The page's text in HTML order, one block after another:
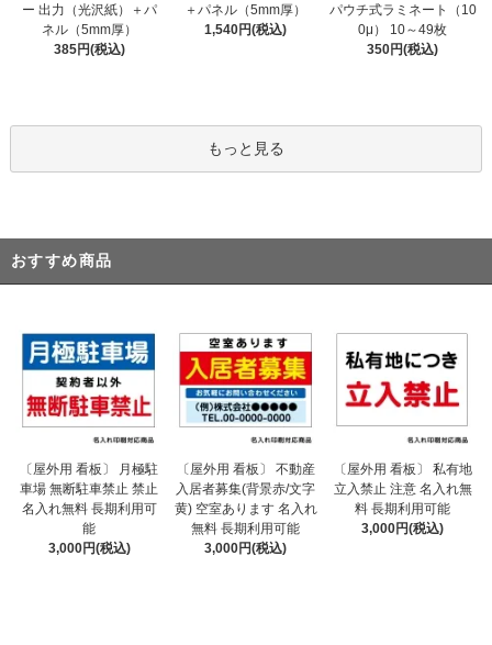
ー 出力（光沢紙）＋パ
ネル（5mm厚）
385円(税込)
＋パネル（5mm厚）
1,540円(税込)
パウチ式ラミネート（10
0μ） 10～49枚
350円(税込)
もっと見る
おすすめ商品
〔屋外用 看板〕 月極駐
車場 無断駐車禁止 禁止
名入れ無料 長期利用可
能
3,000円(税込)
〔屋外用 看板〕 不動産
入居者募集(背景赤/文字
黄) 空室あります 名入れ
無料 長期利用可能
3,000円(税込)
〔屋外用 看板〕 私有地
立入禁止 注意 名入れ無
料 長期利用可能
3,000円(税込)